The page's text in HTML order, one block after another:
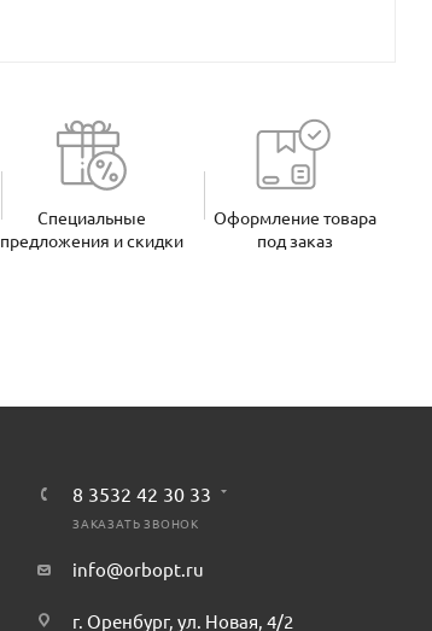
Специальные
предложения и скидки
Оформление товара
под заказ
8 3532 42 30 33
ЗАКАЗАТЬ ЗВОНОК
info@orbopt.ru
г. Оренбург, ул. Новая, 4/2